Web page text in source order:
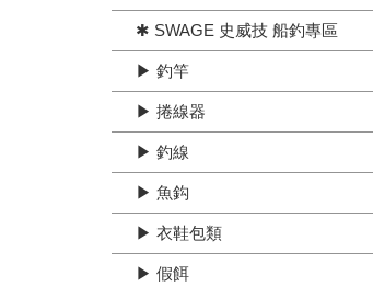
✱ SWAGE 史威技 船釣專區
▶ 釣竿
▶ 捲線器
▶ 釣線
▶ 魚鈎
▶ 衣鞋包類
▶ 假餌